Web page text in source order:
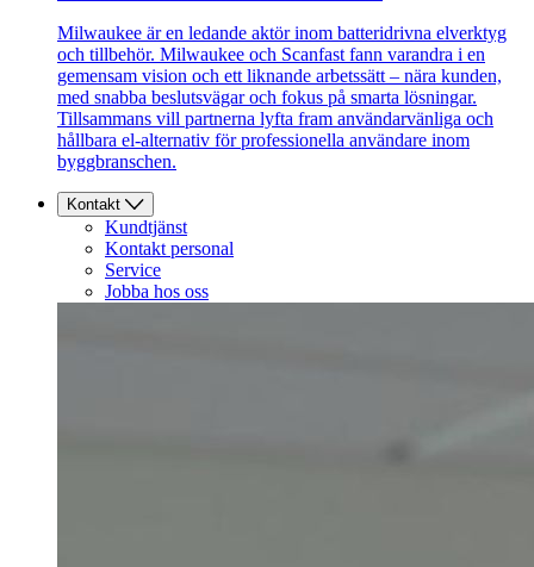
Milwaukee är en ledande aktör inom batteridrivna elverktyg
och tillbehör. Milwaukee och Scanfast fann varandra i en
gemensam vision och ett liknande arbetssätt – nära kunden,
med snabba beslutsvägar och fokus på smarta lösningar.
Tillsammans vill partnerna lyfta fram användarvänliga och
hållbara el-alternativ för professionella användare inom
byggbranschen.
Kontakt
Kundtjänst
Kontakt personal
Service
Jobba hos oss